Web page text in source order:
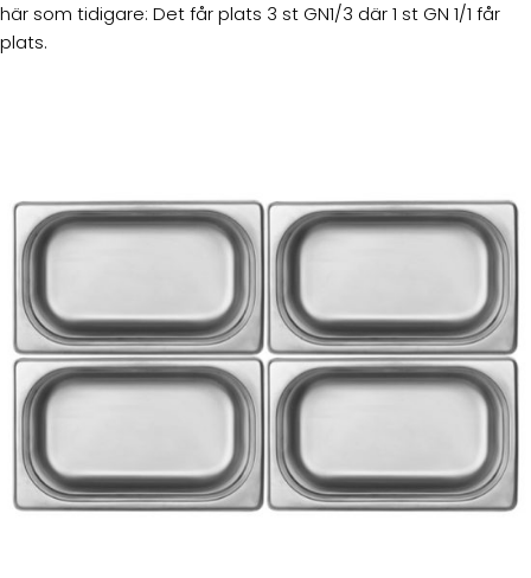
här som tidigare: Det får plats 3 st GN1/3 där 1 st GN 1/1 får
plats.